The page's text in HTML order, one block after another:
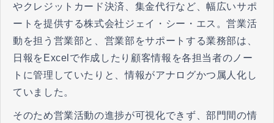
やクレジットカード決済、集金代行など、幅広いサポ
ートを提供する株式会社ジェイ・シー・エス。営業活
動を担う営業部と、営業部をサポートする業務部は、
日報をExcelで作成したり顧客情報を各担当者のノー
トに管理していたりと、情報がアナログかつ属人化し
ていました。
そのため営業活動の進捗が可視化できず、部門間の情